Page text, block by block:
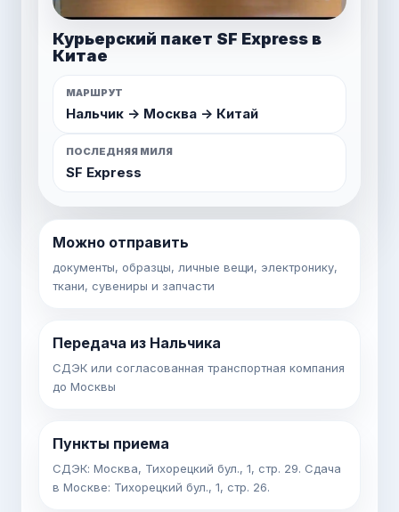
Коробки из Нальчика в Китай
МАРШРУТ
Нальчик -> Москва -> Китай
ПОСЛЕДНЯЯ МИЛЯ
SF Express
Можно отправить
документы, образцы, личные вещи, электронику,
ткани, сувениры и запчасти
Передача из Нальчика
СДЭК или согласованная транспортная компания
до Москвы
Пункты приема
СДЭК: Москва, Тихорецкий бул., 1, стр. 29. Сдача
в Москве: Тихорецкий бул., 1, стр. 26.